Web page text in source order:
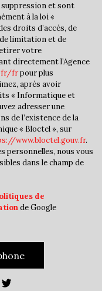
16 %
33,12 %
26,26 %
44,93 %
46,14 %
95,77 %
4,23 %
suppression et sont
à la loi «
droits d’accès, de
limitation et de
votre
directement l’Agence
frpour plus
après avoir
« Informatique et
adresser une
de l’existence de la
« Bloctel », sur
www.bloctel.gouv.fr.
personnelles, nous vous
dans le champ de
de
de Google